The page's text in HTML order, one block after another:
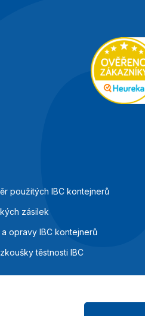
použitých IBC kontejnerů
zásilek
a opravy IBC kontejnerů
těstnosti IBC